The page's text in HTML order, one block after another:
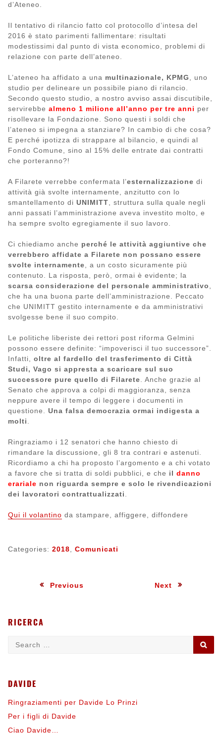
d’Ateneo.
Il tentativo di rilancio fatto col protocollo d’intesa del
2016 è stato parimenti fallimentare: risultati
modestissimi dal punto di vista economico, problemi di
relazione con parte dell’ateneo.
L’ateneo ha affidato a una multinazionale, KPMG
, uno
studio per delineare un possibile piano di rilancio.
Secondo questo studio, a nostro avviso assai discutibile,
servirebbe almeno 1 milione all’anno per tre anni per
risollevare la Fondazione. Sono questi i soldi che
l’ateneo si impegna a stanziare? In cambio di che cosa?
E perché ipotizza di strappare al bilancio, e quindi al
Fondo Comune, sino al 15% delle entrate dai contratti
che porteranno?!
A Filarete verrebbe confermata l’esternalizzazione di
attività già svolte internamente, anzitutto con lo
smantellamento di UNIMITT , struttura sulla quale negli
anni passati l’amministrazione aveva investito molto, e
ha sempre svolto egregiamente il suo lavoro.
Ci chiediamo anche perché le attività aggiuntive che
verrebbero affidate a Filarete non possano essere
svolte internamente , a un costo sicuramente più
contenuto. La risposta, però, ormai è evidente; la
scarsa considerazione del personale amministrativo
che ha una buona parte dell’amministrazione. Peccato
che UNIMITT gestito internamente e da amministrativi
svolgesse bene il suo compito.
Le politiche liberiste dei rettori post riforma Gelmini
possono essere definite: “impoverisci il tuo successore”.
Infatti, oltre al fardello del trasferimento di Città
Studi, Vago si appresta a scaricare sul suo
successore pure quello di Filarete . Anche grazie al
Senato che approva a colpi di maggioranza, senza
neppure avere il tempo di leggere i documenti in
questione. Una falsa democrazia ormai indigesta a
molti
Ringraziamo i 12 senatori che hanno chiesto di
rimandare la discussione, gli 8 tra contrari e astenuti.
Ricordiamo a chi ha proposto l’argomento e a chi votato
a favore che si tratta di soldi pubblici, e che il danno
erariale non riguarda sempre e solo le rivendicazioni
dei lavoratori contrattualizzati
Qui il volantino da stampare, affiggere, diffondere
Categories: 2018 Comunicati
Navigazione
Previous Next:
RICERCA
DAVIDE
Ringraziamenti per Davide Lo Prinzi
Per i figli di Davide
Ciao Davide…